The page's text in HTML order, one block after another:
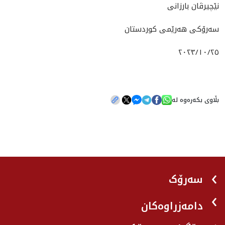
نێچیرڤان بارزانی
سه‌رۆکی هه‌رێمی کوردستان
٢٠٢٣/١٠/٢٥
بڵاوی بکەرەوە لە
سەرۆک
دامەزراوەکان